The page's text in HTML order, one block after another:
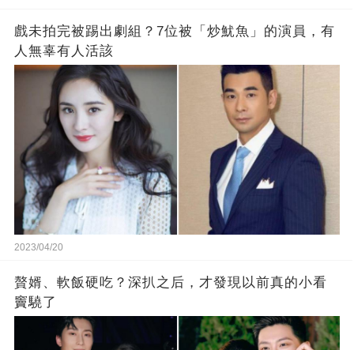
戲未拍完被踢出劇組？7位被「炒魷魚」的演員，有
人無辜有人活該
2023/04/20
贅婿、軟飯硬吃？深扒之后，才發現以前真的小看
竇驍了